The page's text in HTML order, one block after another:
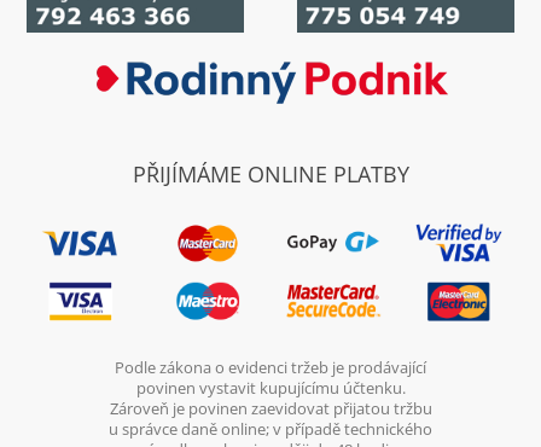
PŘIJÍMÁME ONLINE PLATBY
Podle zákona o evidenci tržeb je prodávající
povinen vystavit kupujícímu účtenku.
Zároveň je povinen zaevidovat přijatou tržbu
u správce daně online; v případě technického